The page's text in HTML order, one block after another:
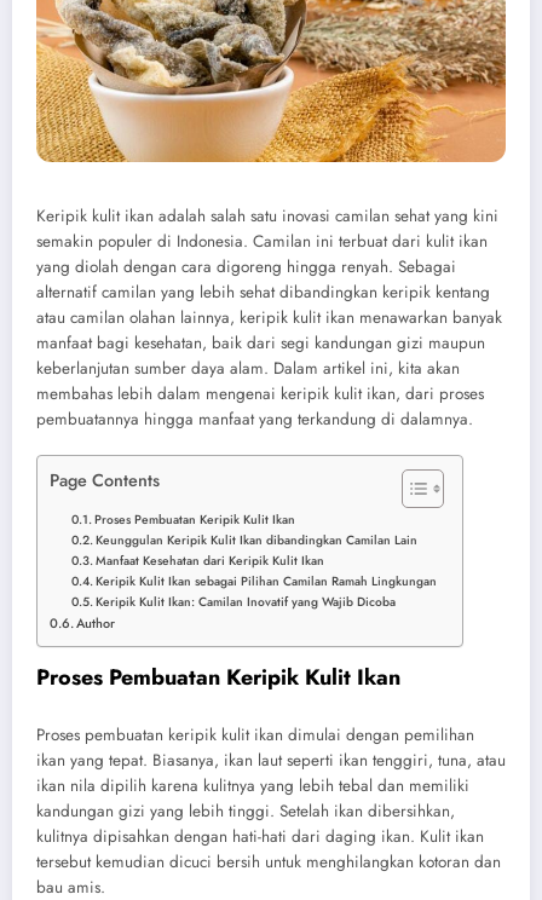
Keripik kulit ikan adalah salah satu inovasi camilan sehat yang kini
semakin populer di Indonesia. Camilan ini terbuat dari kulit ikan
yang diolah dengan cara digoreng hingga renyah. Sebagai
alternatif camilan yang lebih sehat dibandingkan keripik kentang
atau camilan olahan lainnya, keripik kulit ikan menawarkan banyak
manfaat bagi kesehatan, baik dari segi kandungan gizi maupun
keberlanjutan sumber daya alam. Dalam artikel ini, kita akan
membahas lebih dalam mengenai keripik kulit ikan, dari proses
pembuatannya hingga manfaat yang terkandung di dalamnya.
Page Contents
Proses Pembuatan Keripik Kulit Ikan
Keunggulan Keripik Kulit Ikan dibandingkan Camilan Lain
Manfaat Kesehatan dari Keripik Kulit Ikan
Keripik Kulit Ikan sebagai Pilihan Camilan Ramah Lingkungan
Keripik Kulit Ikan: Camilan Inovatif yang Wajib Dicoba
Author
Proses Pembuatan Keripik Kulit Ikan
Proses pembuatan keripik kulit ikan dimulai dengan pemilihan
ikan yang tepat. Biasanya, ikan laut seperti ikan tenggiri, tuna, atau
ikan nila dipilih karena kulitnya yang lebih tebal dan memiliki
kandungan gizi yang lebih tinggi. Setelah ikan dibersihkan,
kulitnya dipisahkan dengan hati-hati dari daging ikan. Kulit ikan
tersebut kemudian dicuci bersih untuk menghilangkan kotoran dan
bau amis.